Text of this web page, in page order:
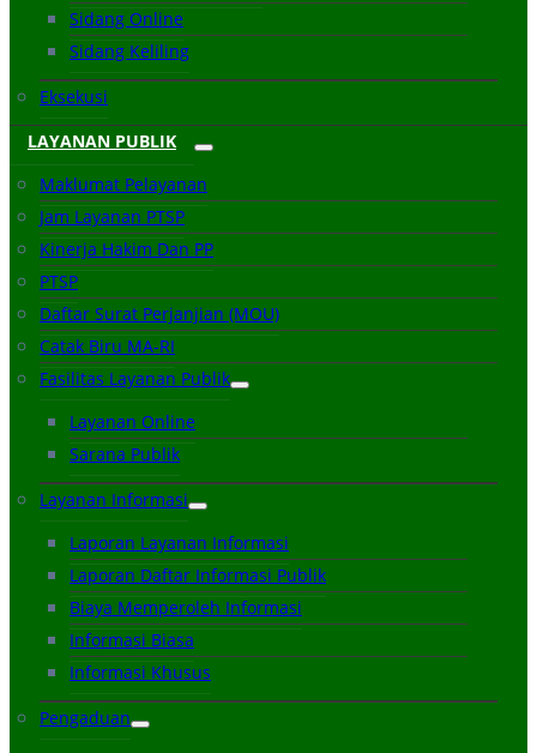
Sidang Online
Sidang Keliling
Eksekusi
LAYANAN PUBLIK
Maklumat Pelayanan
Jam Layanan PTSP
Kinerja Hakim Dan PP
PTSP
Daftar Surat Perjanjian (MOU)
Catak Biru MA-RI
Fasilitas Layanan Publik
Layanan Online
Sarana Publik
Layanan Informasi
Laporan Layanan Informasi
Laporan Daftar Informasi Publik
Biaya Memperoleh Informasi
Informasi Biasa
Informasi Khusus
Pengaduan